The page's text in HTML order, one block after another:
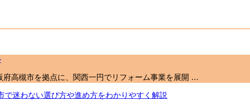
府高槻市を拠点に、関西一円でリフォーム事業を展開 …